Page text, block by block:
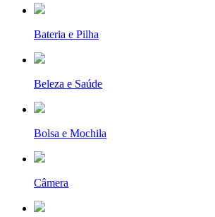
Bateria e Pilha
Beleza e Saúde
Bolsa e Mochila
Câmera